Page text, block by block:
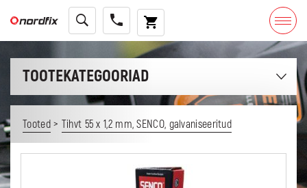
TOOTEKATEGOORIAD
Tooted> Tihvt 55 x 1,2 mm, SENCO, galvaniseeritud